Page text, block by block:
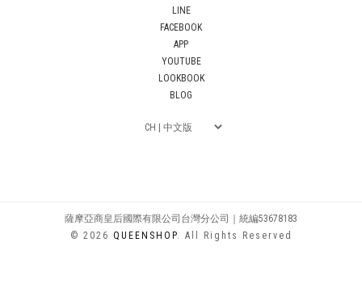
LINE
FACEBOOK
APP
YOUTUBE
LOOKBOOK
BLOG
薩摩亞商皇后國際有限公司台灣分公司｜統編53678183
© 2026 QUEENSHOP. All Rights Reserved